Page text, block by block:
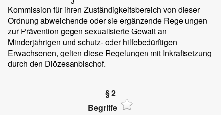
Kommission für ihren Zuständigkeitsbereich von dieser
Ordnung abweichende oder sie ergänzende Regelungen
zur Prävention gegen sexualisierte Gewalt an
Minderjährigen und schutz- oder hilfebedürftigen
Erwachsenen, gelten diese Regelungen mit Inkraftsetzung
durch den Diözesanbischof.
§ 2
Begriffe